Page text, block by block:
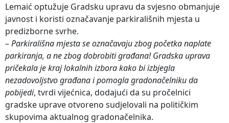
Lemaić optužuje Gradsku upravu da svjesno obmanjuje
javnost i koristi označavanje parkirališnih mjesta u
predizborne svrhe.
–Parkirališna mjesta se označavaju zbog početka naplate
parkiranja, a ne zbog dobrobiti građana! Gradska uprava
pričekala je kraj lokalnih izbora kako bi izbjegla
nezadovoljstvo građana i pomogla gradonačelniku da
pobijedi, tvrdi vijećnica, dodajući da su pročelnici
gradske uprave otvoreno sudjelovali na političkim
skupovima aktualnog gradonačelnika.